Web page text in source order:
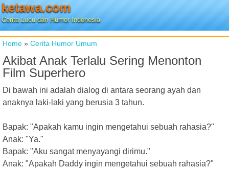
ketawa.com
Cerita Lucu dan Humor Indonesia
Home » Cerita Humor Umum
Akibat Anak Terlalu Sering Menonton
Film Superhero
Di bawah ini adalah dialog di antara seorang ayah dan
anaknya laki-laki yang berusia 3 tahun.
Bapak: "Apakah kamu ingin mengetahui sebuah rahasia?"
Anak: "Ya."
Bapak: "Aku sangat menyayangi dirimu."
Anak: "Apakah Daddy ingin mengetahui sebuah rahasia?"